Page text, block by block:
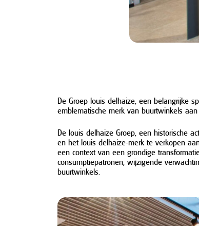
De Groep louis delhaize, een belangrijke
emblematische merk van buurtwinkels aan
De louis delhaize Groep, een historische
en het louis delhaize-merk te verkopen
een context van een grondige
consumptiepatronen, wijzigende
buurtwinkels.